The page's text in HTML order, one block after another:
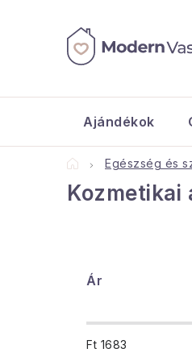
tartalomhoz
Ajándékok
KezdőlapEgészség és
Kozmetikai
Ár
Ft 1683